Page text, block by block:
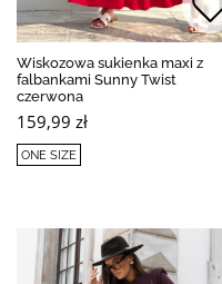
Wiskozowa sukienka maxi z
falbankami Sunny Twist
czerwona
159,99 zł
ONE SIZE